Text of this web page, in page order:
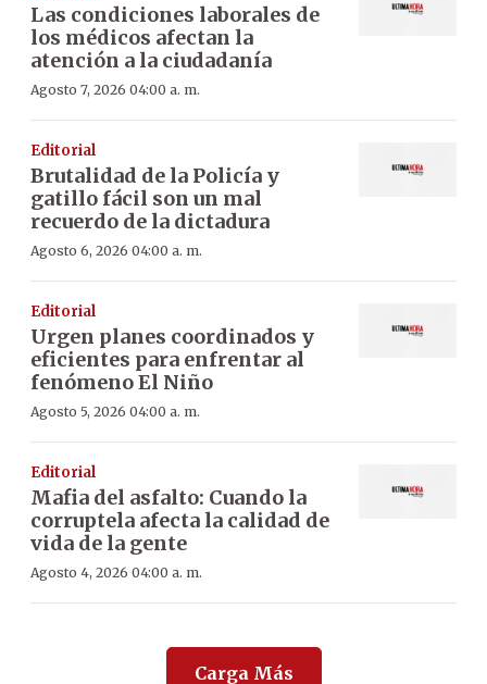
Las condiciones laborales de
los médicos afectan la
atención a la ciudadanía
Agosto 7, 2026 04:00 a. m.
Editorial
Brutalidad de la Policía y
gatillo fácil son un mal
recuerdo de la dictadura
Agosto 6, 2026 04:00 a. m.
Editorial
Urgen planes coordinados y
eficientes para enfrentar al
fenómeno El Niño
Agosto 5, 2026 04:00 a. m.
Editorial
Mafia del asfalto: Cuando la
corruptela afecta la calidad de
vida de la gente
Agosto 4, 2026 04:00 a. m.
Carga Más